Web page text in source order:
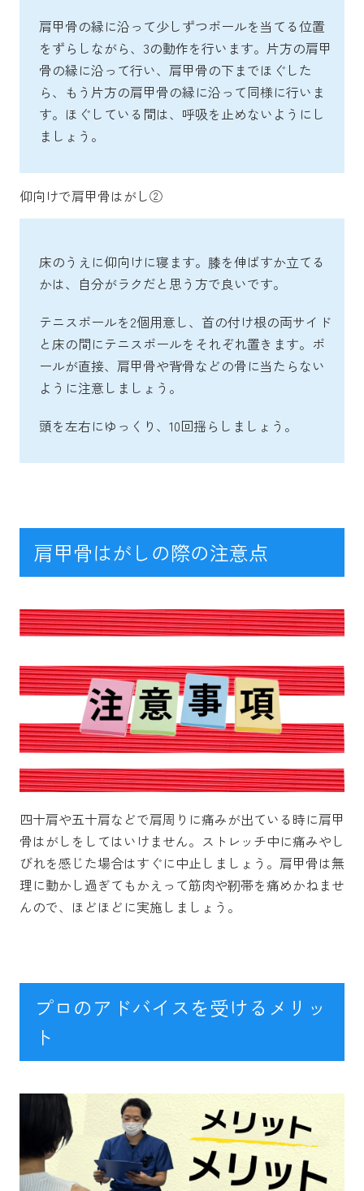
肩甲骨の縁に沿って少しずつボールを当てる位置
をずらしながら、3の動作を行います。片方の肩甲
骨の縁に沿って行い、肩甲骨の下までほぐした
ら、もう片方の肩甲骨の縁に沿って同様に行いま
す。ほぐしている間は、呼吸を止めないようにし
ましょう。
仰向けで肩甲骨はがし②
床のうえに仰向けに寝ます。膝を伸ばすか立てる
かは、自分がラクだと思う方で良いです。
テニスボールを2個用意し、首の付け根の両サイド
と床の間にテニスボールをそれぞれ置きます。ボ
ールが直接、肩甲骨や背骨などの骨に当たらない
ように注意しましょう。
頭を左右にゆっくり、10回揺らしましょう。
肩甲骨はがしの際の注意点
四十肩や五十肩などで肩周りに痛みが出ている時に肩甲
骨はがしをしてはいけません。ストレッチ中に痛みやし
びれを感じた場合はすぐに中止しましょう。肩甲骨は無
理に動かし過ぎてもかえって筋肉や靭帯を痛めかねませ
んので、ほどほどに実施しましょう。
プロのアドバイスを受けるメリッ
ト